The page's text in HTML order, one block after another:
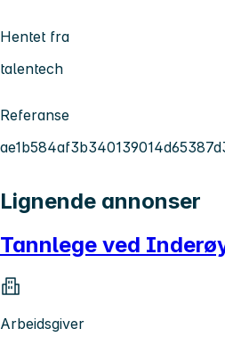
Hentet fra
talentech
Referanse
Lignende annonser
Tannlege ved
Arbeidsgiver